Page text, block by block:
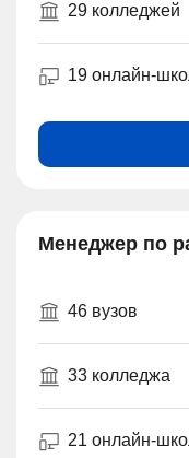
29 колледжей
19 онлайн-
Менеджер по
46 вузов
33 колледжа
21 онлайн-